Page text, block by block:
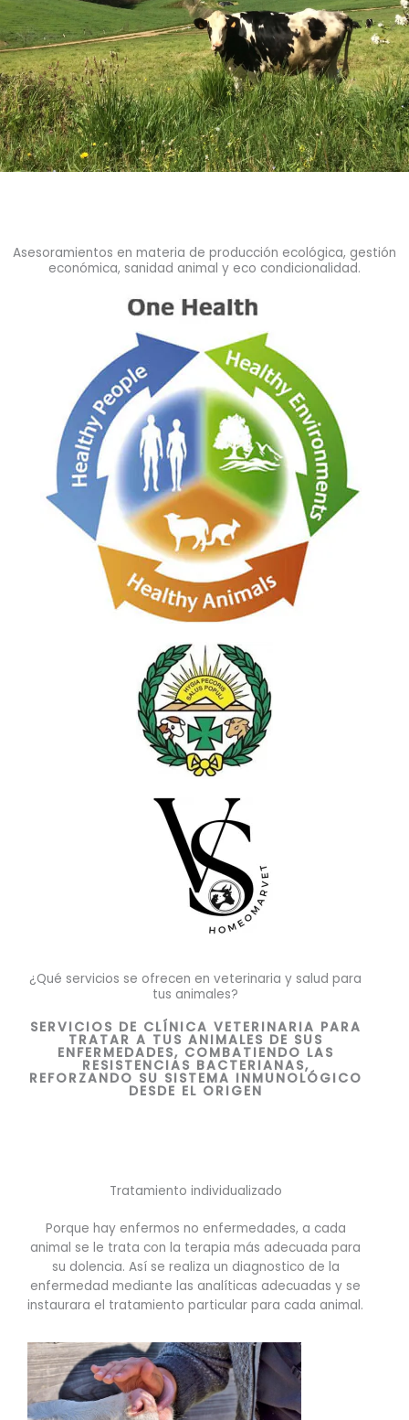
Asesoramientos en materia de producción ecológica, gestión
económica, sanidad animal y eco condicionalidad.
¿Qué servicios se ofrecen en veterinaria y salud para
tus animales?
SERVICIOS DE CLÍNICA VETERINARIA PARA
TRATAR A TUS ANIMALES DE SUS
ENFERMEDADES, COMBATIENDO LAS
RESISTENCIAS BACTERIANAS,
REFORZANDO SU SISTEMA INMUNOLÓGICO
DESDE EL ORIGEN
Tratamiento individualizado
Porque hay enfermos no enfermedades, a cada
animal se le trata con la terapia más adecuada para
su dolencia. Así se realiza un diagnostico de la
enfermedad mediante las analíticas adecuadas y se
instaurara el tratamiento particular para cada animal.